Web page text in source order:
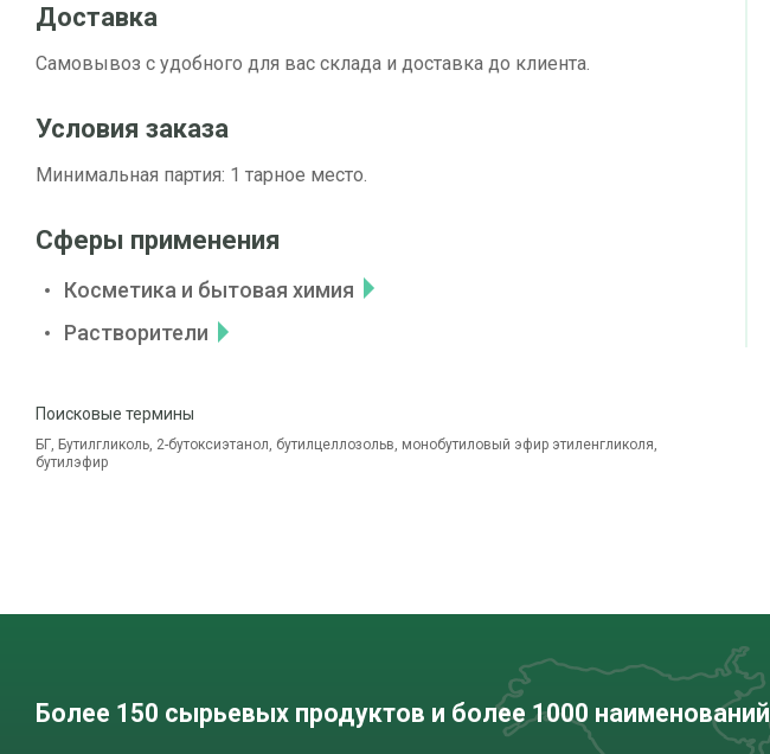
Доставка
Самовывоз с удобного для вас склада и доставка до клиента.
Условия заказа
Минимальная партия: 1 тарное место.
Сферы применения
Косметика и бытовая химия
Растворители
Поисковые термины
БГ, Бутилгликоль, 2-бутоксиэтанол, бутилцеллозольв, монобутиловый эфир этиленгликоля,
бутилэфир
Более 150 сырьевых продуктов и более 1000 наименований